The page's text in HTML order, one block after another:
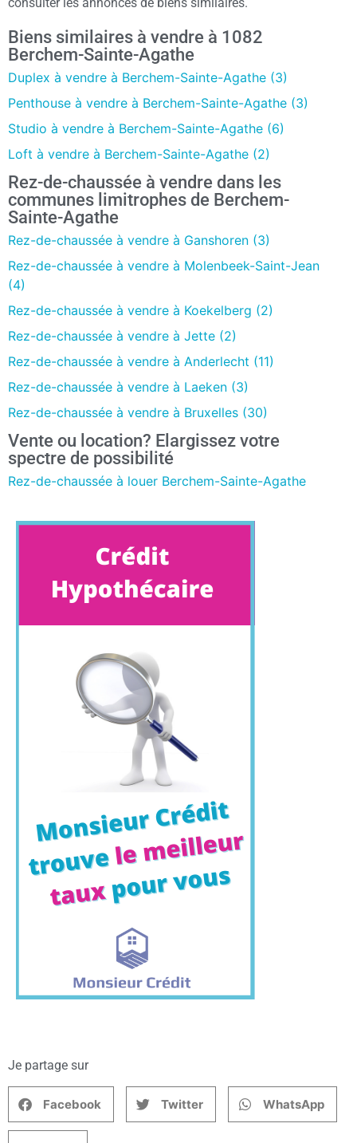
consulter les annonces de biens similaires.
Biens similaires à vendre à 1082
Berchem-Sainte-Agathe
Duplex à vendre à Berchem-Sainte-Agathe (3)
Penthouse à vendre à Berchem-Sainte-Agathe (3)
Studio à vendre à Berchem-Sainte-Agathe (6)
Loft à vendre à Berchem-Sainte-Agathe (2)
Rez-de-chaussée à vendre dans les
communes limitrophes de Berchem-
Sainte-Agathe
Rez-de-chaussée à vendre à Ganshoren (3)
Rez-de-chaussée à vendre à Molenbeek-Saint-Jean
(4)
Rez-de-chaussée à vendre à Koekelberg (2)
Rez-de-chaussée à vendre à Jette (2)
Rez-de-chaussée à vendre à Anderlecht (11)
Rez-de-chaussée à vendre à Laeken (3)
Rez-de-chaussée à vendre à Bruxelles (30)
Vente ou location? Elargissez votre
spectre de possibilité
Rez-de-chaussée à louer Berchem-Sainte-Agathe
Je partage sur
Facebook Twitter WhatsApp